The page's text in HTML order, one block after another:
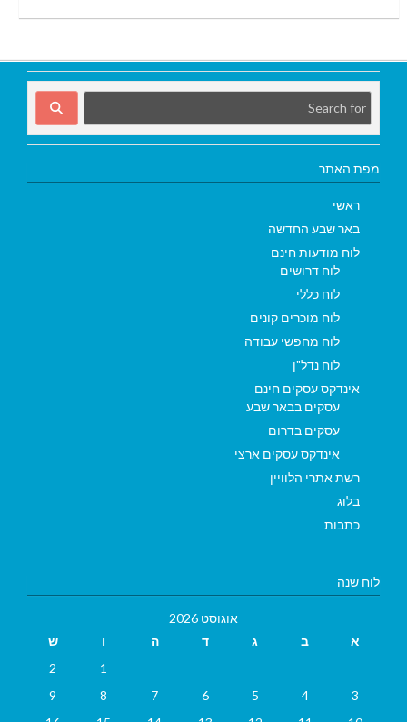
מפת האתר
ראשי
באר שבע החדשה
לוח מודעות חינם
לוח דרושים
לוח כללי
לוח מוכרים קונים
לוח מחפשי עבודה
לוח נדל"ן
אינדקס עסקים חינם
עסקים בבאר שבע
עסקים בדרום
אינדקס עסקים ארצי
רשת אתרי הלוויין
בלוג
כתבות
לוח שנה
אוגוסט 2026
א
ב ג ד ה ו
ש
1
2
3
4
5
6
7
8
9